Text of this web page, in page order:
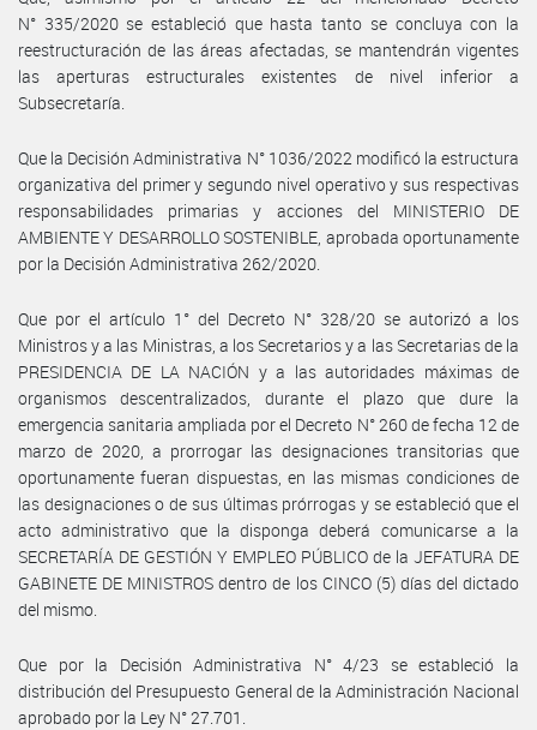
N° 335/2020 se estableció que hasta tanto se concluya con la
reestructuración de las áreas afectadas, se mantendrán vigentes
las aperturas estructurales existentes de nivel inferior a
Subsecretaría.
Que la Decisión Administrativa N° 1036/2022 modificó la estructura
organizativa del primer y segundo nivel operativo y sus respectivas
responsabilidades primarias y acciones del MINISTERIO DE
AMBIENTE Y DESARROLLO SOSTENIBLE, aprobada oportunamente
por la Decisión Administrativa 262/2020.
Que por el artículo 1° del Decreto N° 328/20 se autorizó a los
Ministros y a las Ministras, a los Secretarios y a las Secretarias de la
PRESIDENCIA DE LA NACIÓN y a las autoridades máximas de
organismos descentralizados, durante el plazo que dure la
emergencia sanitaria ampliada por el Decreto N° 260 de fecha 12 de
marzo de 2020, a prorrogar las designaciones transitorias que
oportunamente fueran dispuestas, en las mismas condiciones de
las designaciones o de sus últimas prórrogas y se estableció que el
acto administrativo que la disponga deberá comunicarse a la
SECRETARÍA DE GESTIÓN Y EMPLEO PÚBLICO de la JEFATURA DE
GABINETE DE MINISTROS dentro de los CINCO (5) días del dictado
del mismo.
Que por la Decisión Administrativa N° 4/23 se estableció la
distribución del Presupuesto General de la Administración Nacional
aprobado por la Ley N° 27.701.